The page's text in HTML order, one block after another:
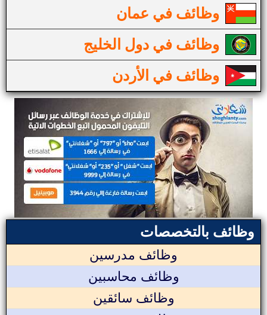
وظائف في عمان
وظائف في دول الخليج
وظائف في الأردن
وظائف بالتخصصات
وظائف مدرسين
وظائف محاسبين
وظائف سائقين